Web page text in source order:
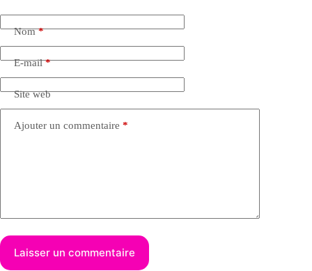
Nom*
E-mail*
Site web
Ajouter un commentaire *
Laisser un commentaire